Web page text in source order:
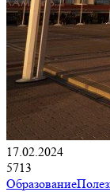
17.02.2024
5713
Образование